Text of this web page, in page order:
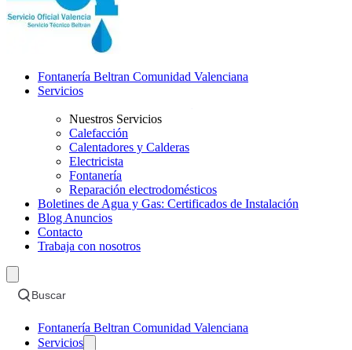
Fontanería Beltran Comunidad Valenciana
Servicios
Nuestros Servicios
Calefacción
Calentadores y Calderas
Electricista
Fontanería
Reparación electrodomésticos
Boletines de Agua y Gas: Certificados de Instalación
Blog Anuncios
Contacto
Trabaja con nosotros
Buscar
Fontanería Beltran Comunidad Valenciana
Servicios